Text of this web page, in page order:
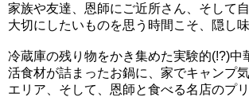
家族や友達、恩師にご近所さん、そして自
大切にしたいものを思う時間こそ、隠し
冷蔵庫の残り物をかき集めた実験的(!?)中
活食材が詰まったお鍋に、家でキャンプ
エリア、そして、恩師と食べる名店のプ